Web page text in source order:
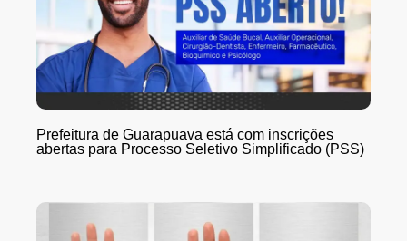
Prefeitura de Guarapuava está com inscrições
abertas para Processo Seletivo Simplificado (PSS)